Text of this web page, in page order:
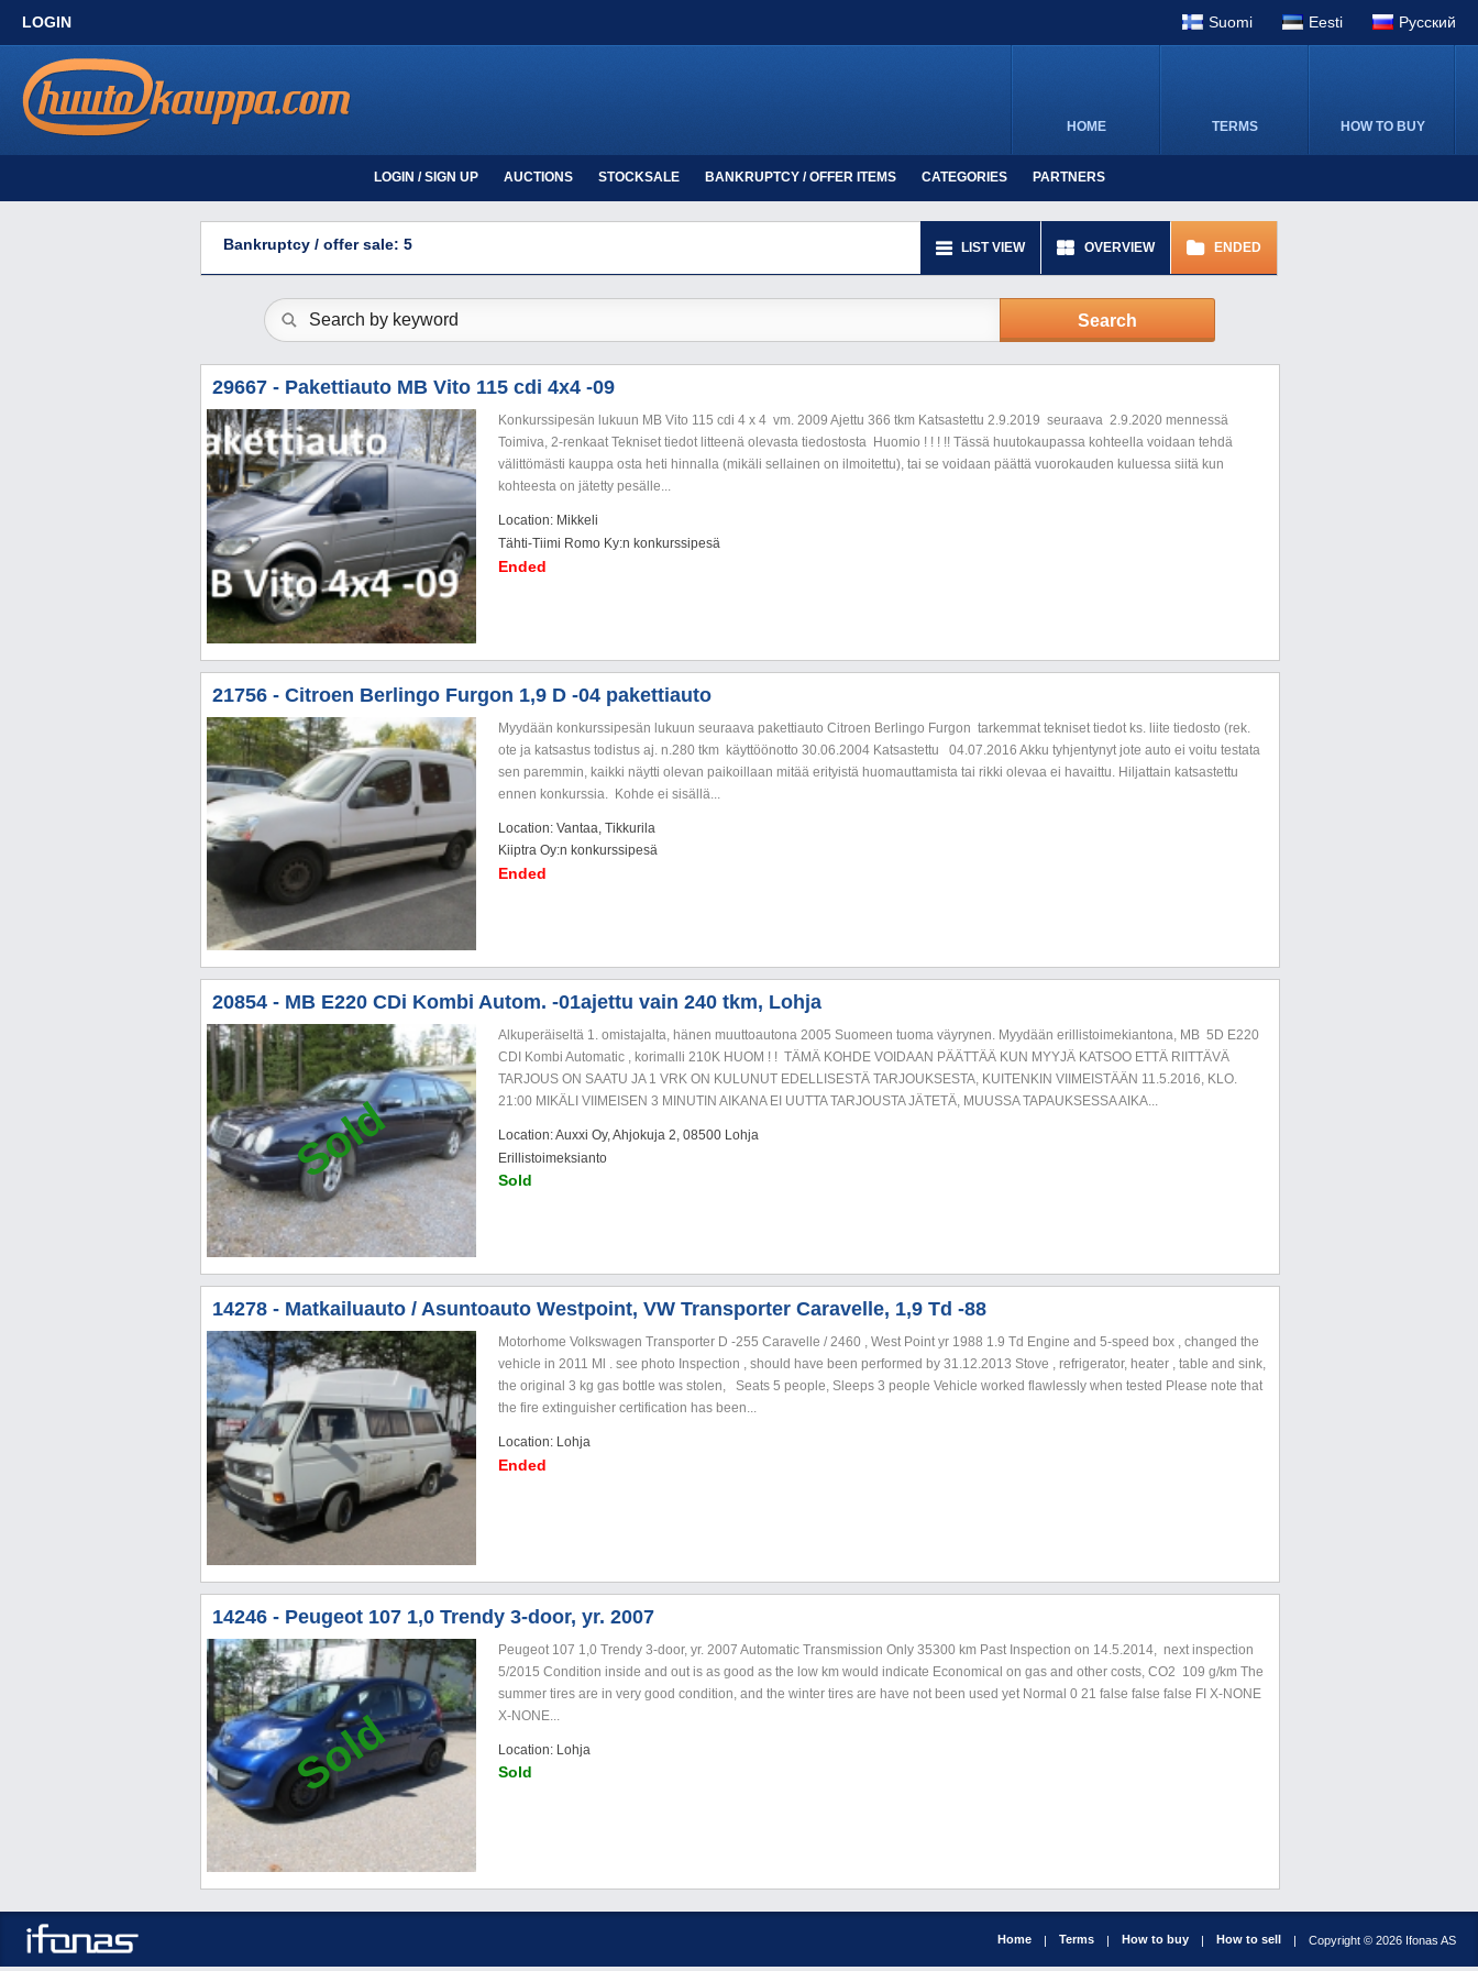
Pусский
LOGIN
HOME TERMS HOW TO BUY
LOGIN / SIGN UP AUCTIONS STOCKSALE BANKRUPTCY / OFFER ITEMS CATEGORIES PARTNERS
Bankruptcy / offer sale: 5 LIST VIEW OVERVIEW ENDED
Search
29667 - Pakettiauto MB Vito 115 cdi 4x4 -09
Konkurssipesän lukuun MB Vito 115 cdi 4 x 4 vm. 2009 Ajettu 366 tkm Katsastettu 2.9.2019 seuraava 2.9.2020 mennessä
Toimiva, 2-renkaat Tekniset tiedot litteenä olevasta tiedostosta Huomio ! ! ! !! Tässä huutokaupassa kohteella voidaan tehdä
välittömästi kauppa osta heti hinnalla (mikäli sellainen on ilmoitettu), tai se voidaan päättä vuorokauden kuluessa siitä kun
kohteesta on jätetty pesälle...
Location: Mikkeli
Tähti-Tiimi Romo Ky:n konkurssipesä
Ended
21756 - Citroen Berlingo Furgon 1,9 D -04 pakettiauto
Myydään konkurssipesän lukuun seuraava pakettiauto Citroen Berlingo Furgon tarkemmat tekniset tiedot ks. liite tiedosto (rek.
ote ja katsastus todistus aj. n.280 tkm käyttöönotto 30.06.2004 Katsastettu 04.07.2016 Akku tyhjentynyt jote auto ei voitu testata
sen paremmin, kaikki näytti olevan paikoillaan mitää erityistä huomauttamista tai rikki olevaa ei havaittu. Hiljattain katsastettu
ennen konkurssia. Kohde ei sisällä...
Location: Vantaa, Tikkurila
Kiiptra Oy:n konkurssipesä
Ended
20854 - MB E220 CDi Kombi Autom. -01ajettu vain 240 tkm, Lohja
Sold
Alkuperäiseltä 1. omistajalta, hänen muuttoautona 2005 Suomeen tuoma väyrynen. Myydään erillistoimekiantona, MB 5D E220
CDI Kombi Automatic , korimalli 210K HUOM ! ! TÄMÄ KOHDE VOIDAAN PÄÄTTÄÄ KUN MYYJÄ KATSOO ETTÄ RIITTÄVÄ
TARJOUS ON SAATU JA 1 VRK ON KULUNUT EDELLISESTÄ TARJOUKSESTA, KUITENKIN VIIMEISTÄÄN 11.5.2016, KLO.
21:00 MIKÄLI VIIMEISEN 3 MINUTIN AIKANA EI UUTTA TARJOUSTA JÄTETÄ, MUUSSA TAPAUKSESSA AIKA...
Location: Auxxi Oy, Ahjokuja 2, 08500 Lohja
Erillistoimeksianto
Sold
14278 - Matkailuauto / Asuntoauto Westpoint, VW Transporter Caravelle, 1,9 Td -88
Motorhome Volkswagen Transporter D -255 Caravelle / 2460 , West Point yr 1988 1.9 Td Engine and 5-speed box , changed the
vehicle in 2011 Ml . see photo Inspection , should have been performed by 31.12.2013 Stove , refrigerator, heater , table and sink,
the original 3 kg gas bottle was stolen, Seats 5 people, Sleeps 3 people Vehicle worked flawlessly when tested Please note that
the fire extinguisher certification has been...
Location: Lohja
Ended
14246 - Peugeot 107 1,0 Trendy 3-door, yr. 2007
Sold
Peugeot 107 1,0 Trendy 3-door, yr. 2007 Automatic Transmission Only 35300 km Past Inspection on 14.5.2014, next inspection
5/2015 Condition inside and out is as good as the low km would indicate Economical on gas and other costs, CO2 109 g/km The
summer tires are in very good condition, and the winter tires are have not been used yet Normal 0 21 false false false FI X-NONE
X-NONE...
Location: Lohja
Sold
Home | Terms | How to buy | How to sell | Copyright © 2026 Ifonas AS